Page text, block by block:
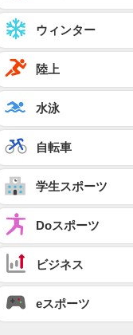
ウィンター
陸上
水泳
自転車
学生スポーツ
Doスポーツ
ビジネス
eスポーツ